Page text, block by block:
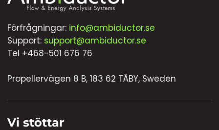
Förfrågningar: info@ambiductor.se
Support: support@ambiductor.se
Tel +468-501 676 76
Propellervägen 8 B, 183 62 TÄBY, Sweden
Vi stöttar